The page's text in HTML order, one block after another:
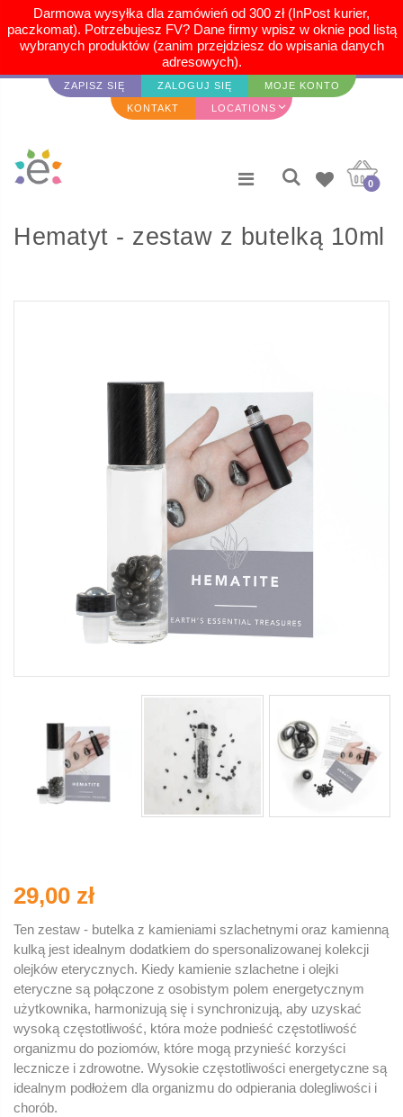
Darmowa wysyłka dla zamówień od 300 zł (InPost kurier,
paczkomat). Potrzebujesz FV? Dane firmy wpisz w oknie pod listą
wybranych produktów (zanim przejdziesz do wpisania danych
adresowych).
ZAPISZ SIĘ ZALOGUJ SIĘ MOJE KONTO
KONTAKT LOCATIONS
0
Hematyt - zestaw z butelką 10ml
29,00 zł
Ten zestaw - butelka z kamieniami szlachetnymi oraz kamienną
kulką jest idealnym dodatkiem do spersonalizowanej kolekcji
olejków eterycznych. Kiedy kamienie szlachetne i olejki
eteryczne są połączone z osobistym polem energetycznym
użytkownika, harmonizują się i synchronizują, aby uzyskać
wysoką częstotliwość, która może podnieść częstotliwość
organizmu do poziomów, które mogą przynieść korzyści
lecznicze i zdrowotne. Wysokie częstotliwości energetyczne są
idealnym podłożem dla organizmu do odpierania dolegliwości i
chorób.